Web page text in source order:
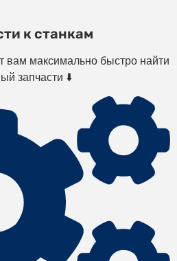
к станкам
вам максимально быстро найти
запчасти ⬇️